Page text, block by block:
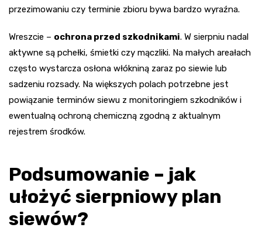
przezimowaniu czy terminie zbioru bywa bardzo wyraźna.
Wreszcie – ochrona przed szkodnikami. W sierpniu nadal
aktywne są pchełki, śmietki czy mączliki. Na małych areałach
często wystarcza osłona włókniną zaraz po siewie lub
sadzeniu rozsady. Na większych polach potrzebne jest
powiązanie terminów siewu z monitoringiem szkodników i
ewentualną ochroną chemiczną zgodną z aktualnym
rejestrem środków.
Podsumowanie – jak
ułożyć sierpniowy plan
siewów?